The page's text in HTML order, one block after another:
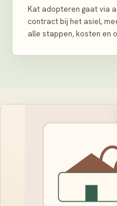
Kat adopteren gaat via
contract bij het asiel,
alle stappen, kosten en